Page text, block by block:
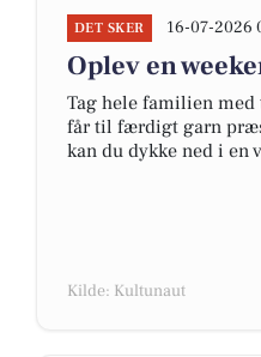
DET SKER 16-07-2026
Oplev en
Tag hele familien
får til færdigt garn
kan du dykke ned i en
Kilde: Kultunaut